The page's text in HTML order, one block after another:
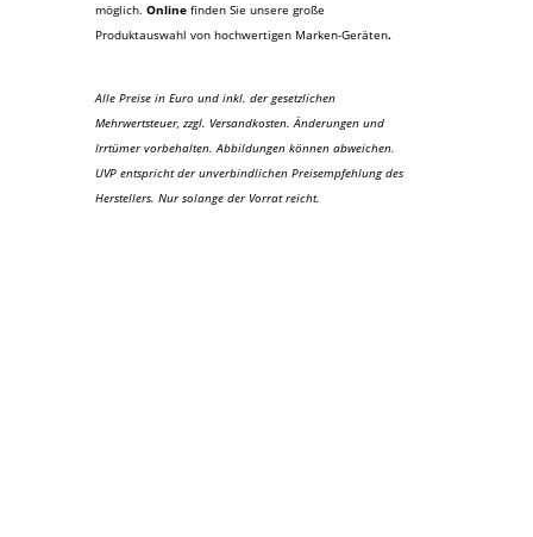
möglich. Online finden Sie unsere große
Produktauswahl von hochwertigen Marken-Geräten.
Alle Preise in Euro und inkl. der gesetzlichen
Mehrwertsteuer, zzgl. Versandkosten. Änderungen und
Irrtümer vorbehalten. Abbildungen können abweichen.
UVP entspricht der unverbindlichen Preisempfehlung des
Herstellers. Nur solange der Vorrat reicht.